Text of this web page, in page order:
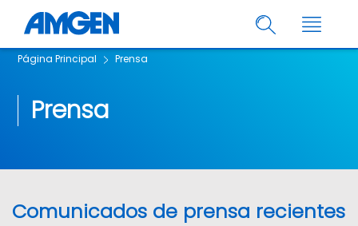
Página Principal Prensa
Prensa
Comunicados de prensa recientes